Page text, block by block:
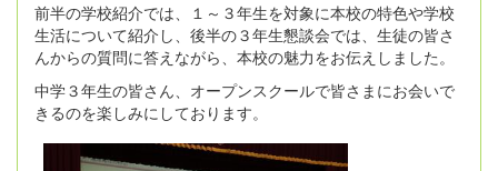
前半の学校紹介では、１～３年生を対象に本校の特色や学校
生活について紹介し、後半の３年生懇談会では、生徒の皆さ
んからの質問に答えながら、本校の魅力をお伝えしました。
中学３年生の皆さん、オープンスクールで皆さまにお会いで
きるのを楽しみにしております。